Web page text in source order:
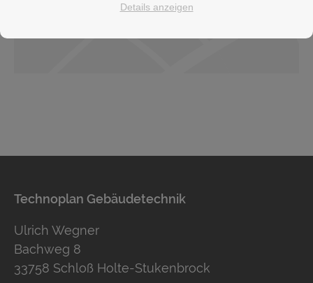
Technoplan Gebäudetechnik
Ulrich Wegner
Bachweg 8
33758 Schloß Holte-Stukenbrock
Details anzeigen